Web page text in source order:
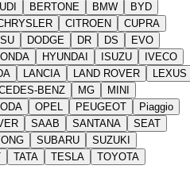
BERTONE BMW
BYD
CITROEN
CUPRA
DODGE DR DS
EVO
HYUNDAI ISUZU
IVECO
LANCIA LAND ROVER
LEXUS
BENZ MG
MINI
OPEL PEUGEOT
Piaggio
SAAB SANTANA
SEAT
SUBARU
SUZUKI
TATA TESLA
TOYOTA